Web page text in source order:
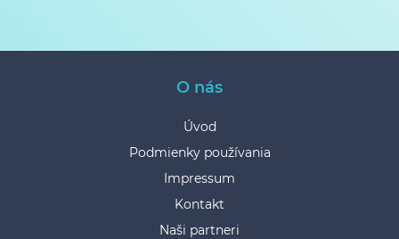
O nás
Úvod
Podmienky používania
Impressum
Kontakt
Naši partneri